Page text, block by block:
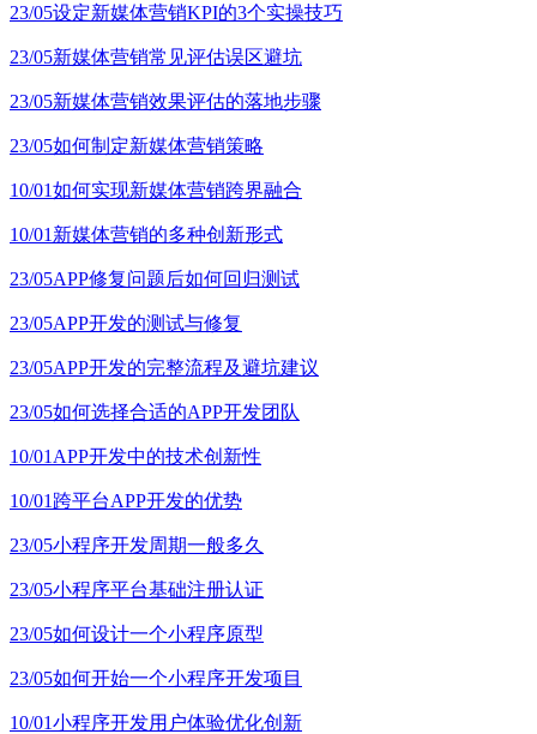
23/05设定新媒体营销KPI的3个实操技巧
23/05新媒体营销常见评估误区避坑
23/05新媒体营销效果评估的落地步骤
23/05如何制定新媒体营销策略
10/01如何实现新媒体营销跨界融合
10/01 新媒体营销的多种创新形式
23/05APP修复问题后如何回归测试
23/05APP开发的测试与修复
23/05APP开发的完整流程及避坑建议
23/05如何选择合适的APP开发团队
10/01 APP开发中的技术创新性
10/01 跨平台APP开发的优势
23/05小程序开发周期一般多久
23/05小程序平台基础注册认证
23/05如何设计一个小程序原型
23/05如何开始一个小程序开发项目
10/01小程序开发用户体验优化创新